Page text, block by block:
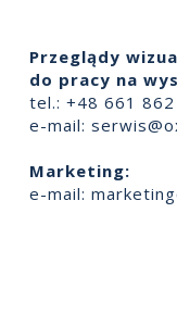
Przeglądy
do pracy na
tel.: +48 661 862
e-mail:
Marketing:
e-mail: